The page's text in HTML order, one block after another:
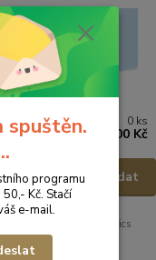
Hledat
0 ks
0,00 Kč
Biomecanics
spuštěn.
programu
Kč. Stačí
e-mail.